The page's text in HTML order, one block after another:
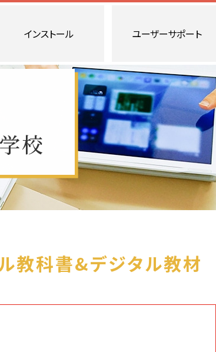
インストール
インストール方法 Windows
インストール方法 iPad
バージョンアップ
ユーザーサポート
クラウド配信サービス
実践事例紹介／指導案
操作ガイド
よくある問い合わせ
校
教科書&デジタル教材